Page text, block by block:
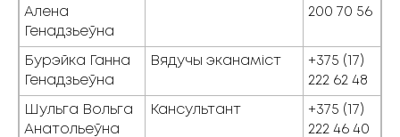
Алена
Генадзьеўна
200 70 56
Бурэйка Ганна
Генадзьеўна
Вядучы эканаміст
+375 (17)
222 62 48
Шульга Вольга
Анатольеўна
Кансультант
+375 (17)
222 46 40